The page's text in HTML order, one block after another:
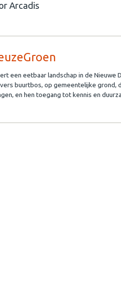
Arcadis
een eetbaar landschap in de Nieuwe
buurtbos, op gemeentelijke grond,
en hen toegang tot kennis en